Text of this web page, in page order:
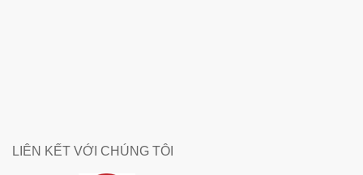
LIÊN KẾT VỚI CHÚNG TÔI